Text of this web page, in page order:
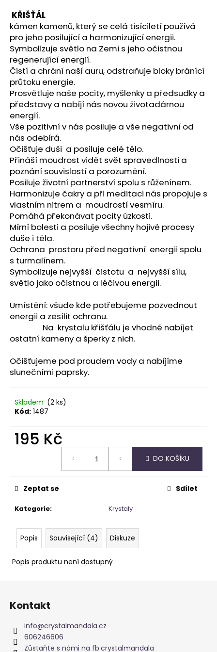
KŘIŠŤÁL
kámen kamenů, který se celá tisíciletí používá
pro jeho posilující a harmonizující energii.
Symbolizuje světlo na Zemi s jeho očistnou
regenerující energií.
Čistí a chrání naší auru, odstraňuje bloky bránící
průtoku energie.
Prosvětluje naše pocity, myšlenky a předsudky a
představy a nabíjí nás novou životadárnou
energií.
Vše pozitivní v nás posiluje a vše negativní od
nás odebírá.
Očišťuje duši a posiluje celé tělo.
Přináší moudrost vidět svět spravedlnosti a
poznání souvislostí a porozumění.
Posiluje životní partnerství spolu s růženínem.
Harmonizuje čakry a při meditaci nás propojuje s
vlastním nitrem a moudrostí vesmíru.
Pomáhá překonávat pocity úzkosti.
Mírní bolesti a posiluje všechny hojivé procesy
duše i těla.
Ochrana prostoru před negativní energii spolu
s turmalínem.
Symbolizuje nejvyšší čistotu a nejvyšší sílu,
světlo jako očistnou a léčivou energii.
Umístění: všude kde potřebujeme pozvednout
energii a zesílit ochranu.
Na krystalu křišťálu je vhodné nabíjet
ostatní kameny a šperky z nich.
Očišťujeme pod proudem vody a nabíjíme
slunečními paprsky.
Skladem (2 ks)
Kód: 1487
195 Kč
DO KOŠÍKU
Kategorie: Krystaly
Zeptat se Sdílet
Popis Související (4) Diskuze
Popis produktu není dostupný
a
j
í
t
?
D
o
p
o
r
u
č
u
j
e
m
e
NAUŠNICE
KORÁLKOVÉ
345
Z
Kontakt
info@crystalmandala.cz
606246606
Zůstaňte s námi na fb:crystalmandala